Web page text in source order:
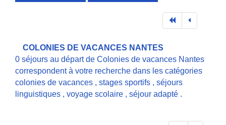
COLONIES DE VACANCES NANTES
0 séjours au départ de Colonies de vacances Nantes
correspondent à votre recherche dans les catégories
colonies de vacances , stages sportifs , séjours
linguistiques , voyage scolaire , séjour adapté .